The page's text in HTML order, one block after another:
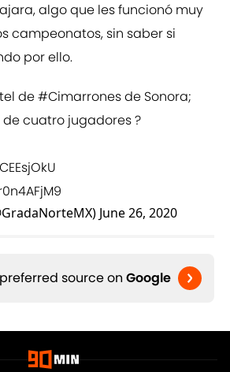
algo que les funcionó muy
campeonatos, sin saber si
por ello.
de#Cimarronesde Sonora;
cuatro jugadores ?
June 26, 2020
source on Google